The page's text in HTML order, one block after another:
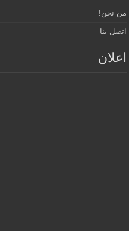
من نحن!
اتصل بنا
اعلان